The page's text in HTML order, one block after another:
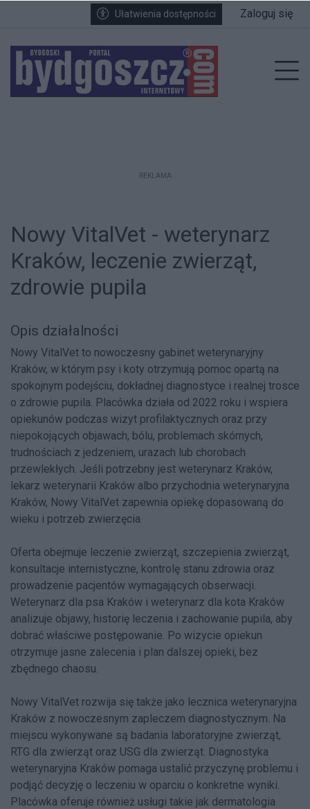
Przejdź do głównych treści
Przejdź do wyszukiwarki
Przejdź do głównego menuUłatwienia dostępności Zaloguj się
REKLAMA
Nowy VitalVet - weterynarz
Kraków, leczenie zwierząt,
zdrowie pupila
Opis działalności
Nowy VitalVet to nowoczesny gabinet weterynaryjny
Kraków, w którym psy i koty otrzymują pomoc opartą na
spokojnym podejściu, dokładnej diagnostyce i realnej trosce
o zdrowie pupila. Placówka działa od 2022 roku i wspiera
opiekunów podczas wizyt profilaktycznych oraz przy
niepokojących objawach, bólu, problemach skórnych,
trudnościach z jedzeniem, urazach lub chorobach
przewlekłych. Jeśli potrzebny jest weterynarz Kraków,
lekarz weterynarii Kraków albo przychodnia weterynaryjna
Kraków, Nowy VitalVet zapewnia opiekę dopasowaną do
wieku i potrzeb zwierzęcia.
Oferta obejmuje leczenie zwierząt, szczepienia zwierząt,
konsultacje internistyczne, kontrolę stanu zdrowia oraz
prowadzenie pacjentów wymagających obserwacji.
Weterynarz dla psa Kraków i weterynarz dla kota Kraków
analizuje objawy, historię leczenia i zachowanie pupila, aby
dobrać właściwe postępowanie. Po wizycie opiekun
otrzymuje jasne zalecenia i plan dalszej opieki, bez
zbędnego chaosu.
Nowy VitalVet rozwija się także jako lecznica weterynaryjna
Kraków z nowoczesnym zapleczem diagnostycznym. Na
miejscu wykonywane są badania laboratoryjne zwierząt,
RTG dla zwierząt oraz USG dla zwierząt. Diagnostyka
weterynaryjna Kraków pomaga ustalić przyczynę problemu i
podjąć decyzję o leczeniu w oparciu o konkretne wyniki.
Placówka oferuje również usługi takie jak dermatologia